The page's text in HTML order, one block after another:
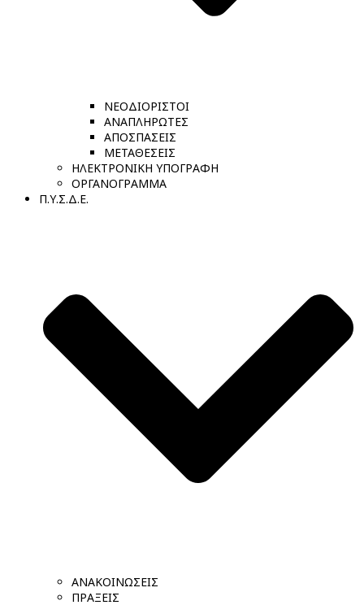
ΝΕΟΔΙΟΡΙΣΤΟΙ
ΑΝΑΠΛΗΡΩΤΕΣ
ΑΠΟΣΠΑΣΕΙΣ
ΜΕΤΑΘΕΣΕΙΣ
ΗΛΕΚΤΡΟΝΙΚΗ ΥΠΟΓΡΑΦΗ
ΟΡΓΑΝΟΓΡΑΜΜΑ
Π.Υ.Σ.Δ.Ε.
ΑΝΑΚΟΙΝΩΣΕΙΣ
ΠΡΑΞΕΙΣ